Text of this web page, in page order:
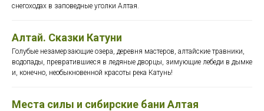
снегоходах в заповедные уголки Алтая.
Алтай. Сказки Катуни
Голубые незамерзающие озера, деревня мастеров, алтайские травники,
водопады, превратившиеся в ледяные дворцы, зимующие лебеди в дымке
и, конечно, необыкновенной красоты река Катунь!
Места силы и сибирские бани Алтая